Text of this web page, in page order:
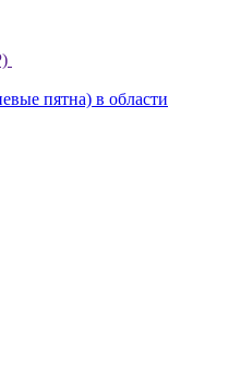
пятна) в области